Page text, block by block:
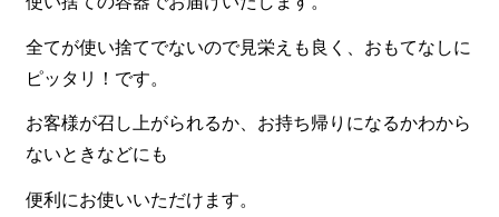
寿司・会席膳
高級弁当
オードブル
一品料理
全てが使い捨てでないので見栄えも良く、おもてなしに
ピッタリ！です。
お客様が召し上がられるか、お持ち帰りになるかわから
ないときなどにも
便利にお使いいただけます。